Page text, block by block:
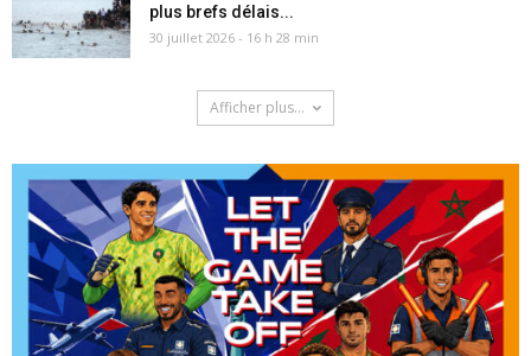
plus brefs délais...
30 juillet 2026 - 16 h 28 min
Afficher plus...